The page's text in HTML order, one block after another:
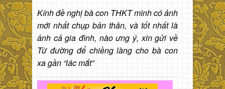
Kính đề nghị bà con THKT mình có ảnh
mới nhất chụp bản thân, và tốt nhất là
ảnh cả gia đình, nào ưng ý, xin gửi về
Từ đường để chiềng làng cho bà con
xa gần “lác mắt”